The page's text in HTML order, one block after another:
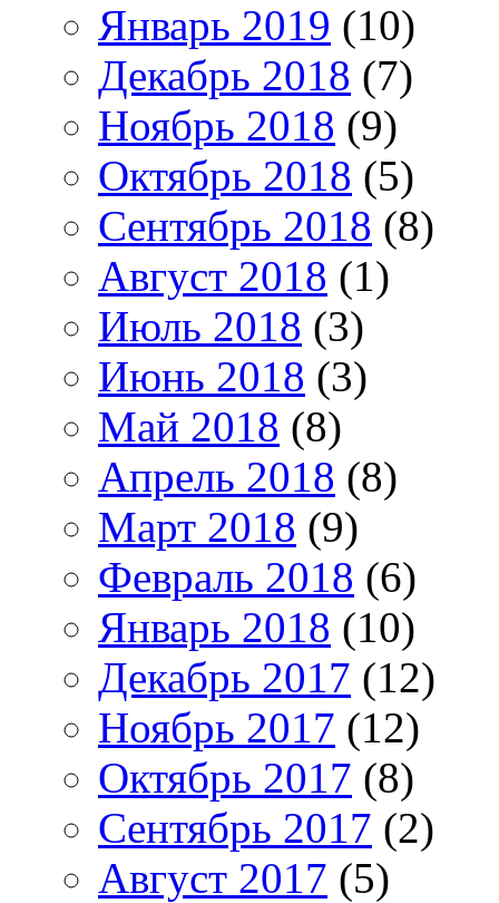
Январь 2019 (10)
Декабрь 2018 (7)
Ноябрь 2018 (9)
Октябрь 2018 (5)
Сентябрь 2018 (8)
Август 2018 (1)
Июль 2018 (3)
Июнь 2018 (3)
Май 2018 (8)
Апрель 2018 (8)
Март 2018 (9)
Февраль 2018 (6)
Январь 2018 (10)
Декабрь 2017 (12)
Ноябрь 2017 (12)
Октябрь 2017 (8)
Сентябрь 2017 (2)
Август 2017 (5)